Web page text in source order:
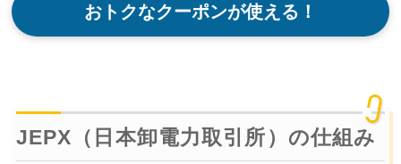
おトクなクーポンが使える！
JEPX（日本卸電力取引所）の仕組み